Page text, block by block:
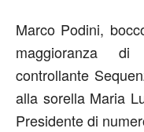
Marco Podini,
maggioranza
controllante
alla sorella Maria
Presidente di